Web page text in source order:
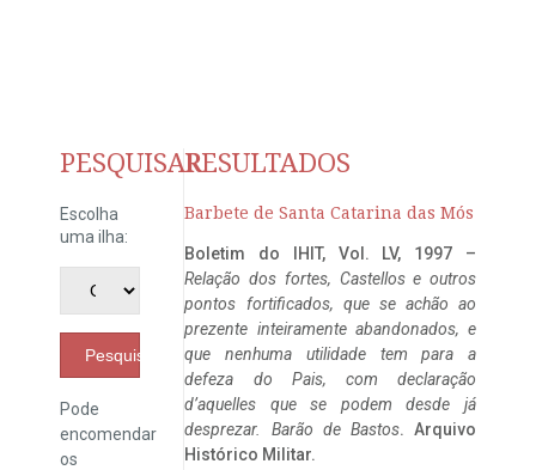
PESQUISAR
Escolha
uma ilha:
Pesquisar
Pode
encomendar
os
RESULTADOS
Barbete de Santa Catarina das Mós
Boletim do IHIT, Vol. LV, 1997 –
Relação dos fortes, Castellos e outros
pontos fortificados, que se achão ao
prezente inteiramente abandonados, e
que nenhuma utilidade tem para a
defeza do Pais, com declaração
d’aquelles que se podem desde já
desprezar. Barão de Bastos. Arquivo
Histórico Militar.